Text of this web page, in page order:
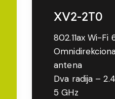
XV2-2T0
802.11ax Wi-Fi
antena
Dva radija –
5 GHz